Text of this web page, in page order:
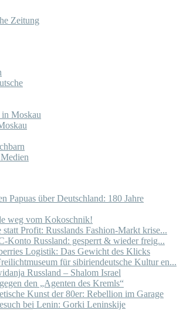
Moskau
Papuas über Deutschland: 180 Jahre
weg vom Kokoschnik!
statt Profit: Russlands Fashion-Markt krise...
Konto Russland: gesperrt & wieder freig...
Logistik: Das Gewicht des Klicks
für sibiriendeutsche Kultur en...
Russland – Shalom Israel
den „Agenten des Kremls“
Kunst der 80er: Rebellion im Garage
bei Lenin: Gorki Leninskije